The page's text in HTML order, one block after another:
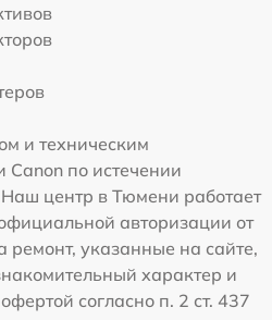
и техническим
по истечении
центр в Тюмени работает
авторизации от
ремонт, указанные на сайте,
характер и
согласно п. 2 ст. 437